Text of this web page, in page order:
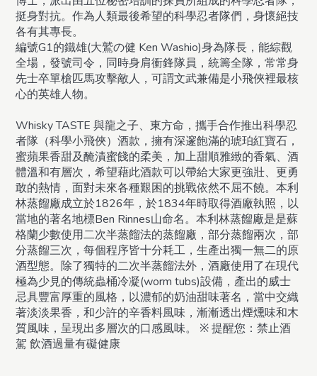
挺身對抗。作為人類最後希望的科學忍者隊們，身懷絕技
各有其專長。
編號G1的鐵雄(大鷲の健 Ken Washio)身為隊長，能綜觀
全場，發號司令，同時身肩衝鋒隊員，統籌全隊，常常身
先士卒單槍匹馬攻擊敵人，可謂文武兼備是小飛俠裡最核
心的英雄人物。
Whisky TASTE 與龍之子、東方命，攜手合作推出科學忍
者隊（科學小飛俠）酒款，擁有深邃飽滿的琥珀紅寶石，
蜜蘋果香甜及醃漬蜜餞的柔美，加上甜順雅緻的香氣、酒
體溫和有層次，希望藉此酒款可以帶給大家更強壯、更勇
敢的熱情，面對未來各種艱困的挑戰依然不屈不饒。本利
林蒸餾廠成立於1826年，於1834年時取得酒廠執照，以
當地的著名地標Ben Rinnes山命名。本利林蒸餾廠是是蘇
格蘭少數使用二次半蒸餾法的蒸餾廠，部分蒸餾兩次，部
分蒸餾三次，每個程序皆十分耗工，生產出獨一無二的原
酒型態。除了獨特的二次半蒸餾法外，酒廠使用了在現代
極為少見的傳統蟲桶冷凝(worm tubs)設備，產出的威士
忌具豐富厚重的風格，以濃郁的奶油甜味著名，當中交織
著淡淡果香，和少許的辛香料風味，漸漸透出煙燻味和木
質風味，呈現出多層次的口感風味。
※ 提醒您：禁止酒
駕 飲酒過量有礙健康